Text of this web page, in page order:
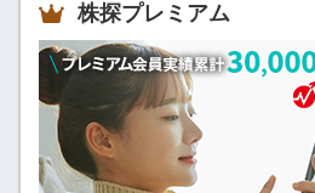
株探プレミアム